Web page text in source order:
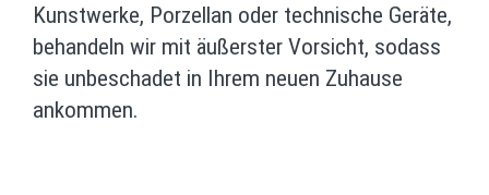
Kunstwerke, Porzellan oder technische Geräte,
behandeln wir mit äußerster Vorsicht, sodass
sie unbeschadet in Ihrem neuen Zuhause
ankommen.